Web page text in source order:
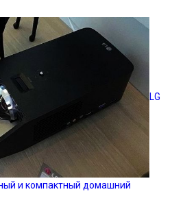
LG
и компактный домашний